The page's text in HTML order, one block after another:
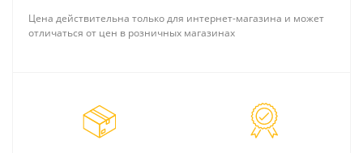
Цена действительна только для интернет-магазина и может
отличаться от цен в розничных магазинах